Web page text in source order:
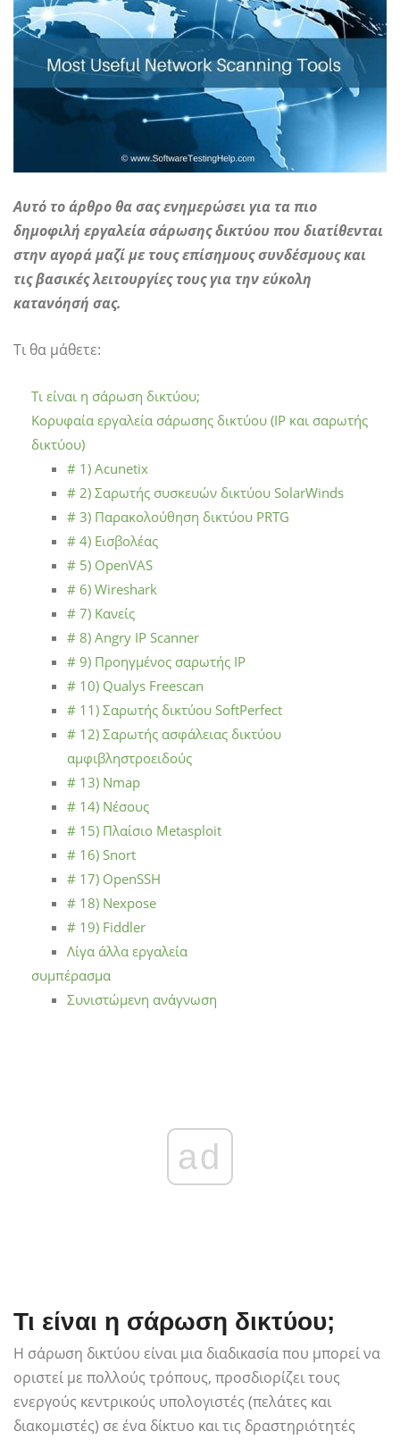
Αυτό το άρθρο θα σας ενημερώσει για τα πιο
δημοφιλή εργαλεία σάρωσης δικτύου που διατίθενται
στην αγορά μαζί με τους επίσημους συνδέσμους και
τις βασικές λειτουργίες τους για την εύκολη
κατανόησή σας.
Τι θα μάθετε:
Τι είναι η σάρωση δικτύου;
Κορυφαία εργαλεία σάρωσης δικτύου (IP και σαρωτής
δικτύου)
# 1) Acunetix
# 2) Σαρωτής συσκευών δικτύου SolarWinds
# 3) Παρακολούθηση δικτύου PRTG
# 4) Εισβολέας
# 5) OpenVAS
# 6) Wireshark
# 7) Κανείς
# 8) Angry IP Scanner
# 9) Προηγμένος σαρωτής IP
# 10) Qualys Freescan
# 11) Σαρωτής δικτύου SoftPerfect
# 12) Σαρωτής ασφάλειας δικτύου
αμφιβληστροειδούς
# 13) Nmap
# 14) Νέσους
# 15) Πλαίσιο Metasploit
# 16) Snort
# 17) OpenSSH
# 18) Nexpose
# 19) Fiddler
Λίγα άλλα εργαλεία
συμπέρασμα
Συνιστώμενη ανάγνωση
ad
Τι είναι η σάρωση δικτύου;
Η σάρωση δικτύου είναι μια διαδικασία που μπορεί να
οριστεί με πολλούς τρόπους, προσδιορίζει τους
ενεργούς κεντρικούς υπολογιστές (πελάτες και
διακομιστές) σε ένα δίκτυο και τις δραστηριότητές